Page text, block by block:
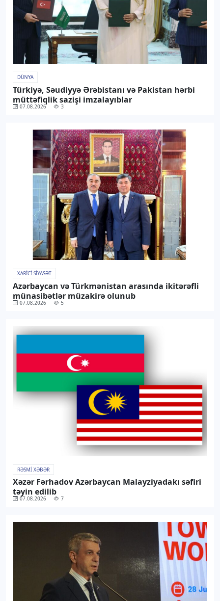
DÜNYA
Türkiyə, Səudiyyə Ərəbistanı və Pakistan hərbi
müttəfiqlik sazişi imzalayıblar
07.08.2026 3
XARICI SIYASƏT
Azərbaycan və Türkmənistan arasında ikitərəfli
münasibətlər müzakirə olunub
07.08.2026 5
RƏSMI XƏBƏR
Xəzər Fərhadov Azərbaycan Malayziyadakı səfiri
təyin edilib
07.08.2026 7